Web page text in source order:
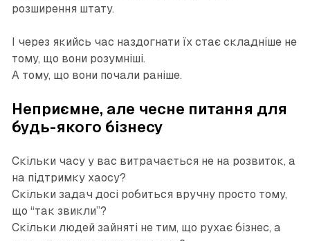
розширення штату.
І через якийсь час наздогнати їх стає складніше не
тому, що вони розумніші.
А тому, що вони почали раніше.
Неприємне, але чесне питання для
будь-якого бізнесу
Скільки часу у вас витрачається не на розвиток, а
на підтримку хаосу?
Скільки задач досі робиться вручну просто тому,
що “так звикли”?
Скільки людей зайняті не тим, що рухає бізнес, а